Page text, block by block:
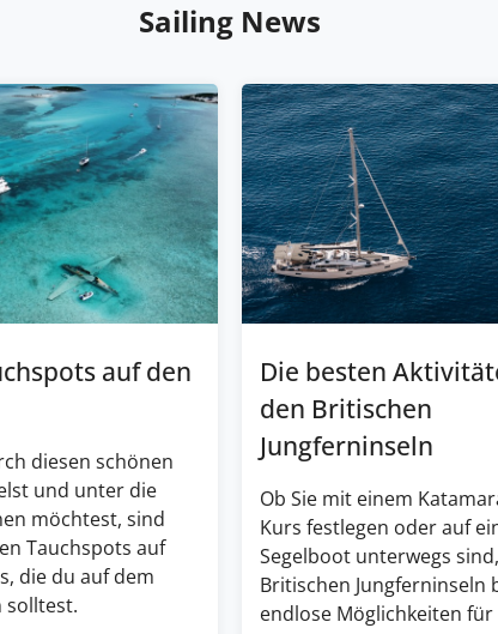
Sailing News
auf den
diesen schönen
und unter die
möchtest, sind
Tauchspots auf
die du auf dem
solltest.
Die besten
den Britischen
Jungferninseln
Ob Sie mit einem
Kurs festlegen oder auf
Segelboot unterwegs
Britischen Jungferninseln
endlose Möglichkeiten für